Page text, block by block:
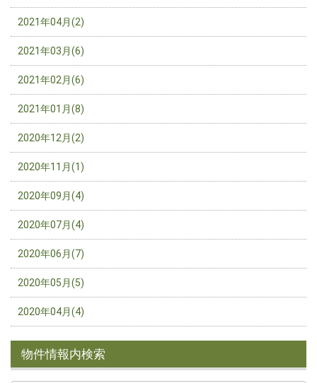
2021年04月(2)
2021年03月(6)
2021年02月(6)
2021年01月(8)
2020年12月(2)
2020年11月(1)
2020年09月(4)
2020年07月(4)
2020年06月(7)
2020年05月(5)
2020年04月(4)
物件情報内検索